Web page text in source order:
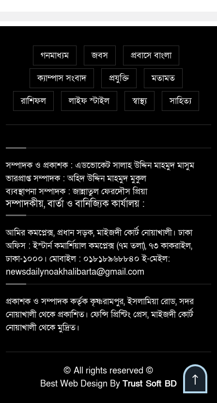
গনমাধ্যম জবস প্রবাসে বাংলা
ক্যাম্পাস সংবাদ প্রযুক্তি মতামত
রাশিফল লাইফ স্টাইল স্বাস্থ্য সাহিত্য
সম্পাদক ও প্রকাশক : এডভোকেট সালাহ উদ্দিন মাহমুদ মাসুম
ভারপ্রাপ্ত সম্পাদক : অহিদ উদ্দিন মাহমুদ মুকুল
ব্যবস্থাপনা সম্পাদক : জান্নাতুল ফেরদৌস প্রিয়া
সম্পাদকীয়, বার্তা ও বানিজ্যিক কার্যালয় :
আমির কমপ্লেক্স, প্রধান সড়ক, মাইজদী কোর্ট নোয়াখালী। ঢাকা
অফিস : ইস্টার্ন কমার্শিয়াল কমপ্লেক্স (৭ম তলা), ৭৩ কাকরাইল,
ঢাকা-১০০০। মোবাইল : ০১৮১৮৯৬৮৮৪০ ই-মেইল:
newsdailynoakhalibarta@gmail.com
প্রকাশক ও সম্পাদক কর্তৃক কৃষ্ণরামপুর, ইসলামিয়া রোড, সদর
নোয়াখালী থেকে প্রকাশিত। ফেন্সি প্রিন্টিং প্রেস, মাইজদী কোর্ট
নোয়াখালী থেকে মুদ্রিত।
© All rights reserved ©
Best Web Design By Trust Soft BD